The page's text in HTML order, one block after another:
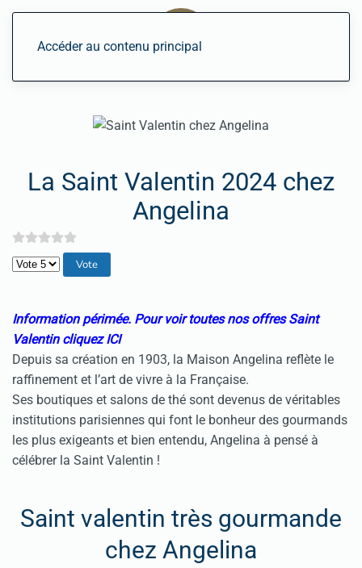
Accéder au contenu principal
La Saint Valentin 2024 chez
Angelina
Veuillez voter
Information périmée. Pour voir toutes nos offres Saint
Valentin cliquezICI
Depuis sa création en 1903, la Maison Angelina reflète le
raffinement et l’art de vivre à la Française.
Ses boutiques et salons de thé sont devenus de véritables
institutions parisiennes qui font le bonheur des gourmands
les plus exigeants et bien entendu, Angelina à pensé à
célébrer la Saint Valentin !
Saint valentin très gourmande
chez Angelina